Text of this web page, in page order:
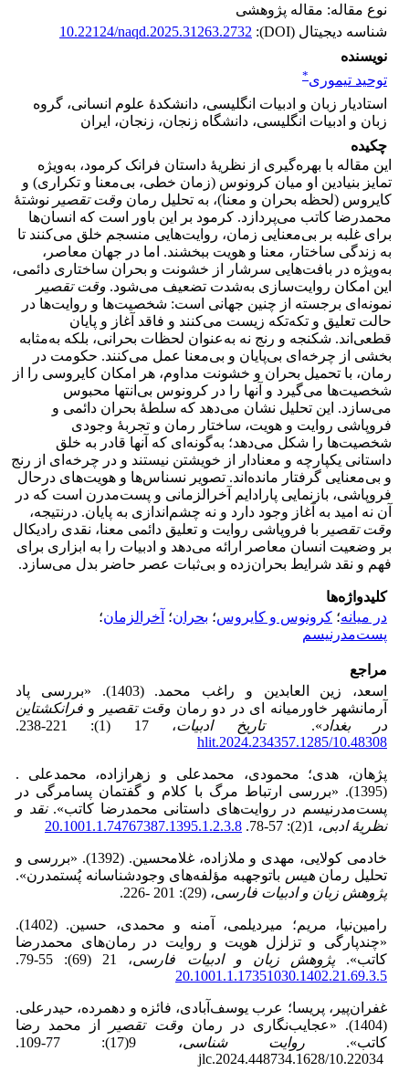
نوع مقاله: مقاله پژوهشی
شناسه دیجیتال (DOI):
10.22124/naqd.2025.31263.2732
نویسنده
توحید تیموری*
استادیار زبان و ادبیات انگلیسی، دانشکدۀ علوم انسانی، گروه
زبان و ادبیات انگلیسی، دانشگاه زنجان، زنجان، ایران
چکیده
این مقاله با بهره‌گیری از نظریۀ داستان فرانک کرمود، به‌ویژه
تمایز بنیادین او میان کرونوس (زمان خطی، بی‌معنا و تکراری) و
کایروس (لحظه بحران و معنا)، به تحلیل رمان وقت تقصیر نوشتۀ
محمدرضا کاتب می‌پردازد. کرمود بر این باور است که انسان‌ها
برای غلبه بر بی‌معنایی زمان، روایت‌هایی منسجم خلق می‌کنند تا
به زندگی ساختار، معنا و هویت ببخشند. اما در جهان معاصر،
به‌ویژه در بافت‌هایی سرشار از خشونت و بحران ساختاری دائمی،
این امکان روایت‌سازی به‌شدت تضعیف می‌شود. وقت تقصیر
نمونه‌ای برجسته از چنین جهانی است: شخصیت‌ها و روایت‌ها در
حالت تعلیق و تکه‌تکه زیست می‌کنند و فاقد آغاز و پایان
قطعی‌اند. شکنجه و رنج نه به‌عنوان لحظات بحرانی، بلکه به‌مثابه
بخشی از چرخه‌ای بی‌پایان و بی‌معنا عمل می‌کنند. حکومت در
رمان، با تحمیل بحران و خشونت مداوم، هر امکان کایروسی را از
شخصیت‌ها می‌گیرد و آنها را در کرونوس بی‌انتها محبوس
می‌سازد. این تحلیل نشان می‌دهد که سلطۀ بحران دائمی و
فروپاشی روایت و هویت، ساختار رمان و تجربۀ وجودی
شخصیت‌ها را شکل می‌دهد؛ به‌گونه‌ای که آنها قادر به خلق
داستانی یکپارچه و معنادار از خویشتن نیستند و در چرخه‌ای از رنج
و بی‌معنایی گرفتار مانده‌اند. تصویر نسناس‌ها و هویت‌های درحال
فروپاشی، بازنمایی پارادایم آخرالزمانی و پست‌مدرن است که در
آن نه امید به آغاز وجود دارد و نه چشم‌اندازی به پایان. درنتیجه،
وقت تقصیر با فروپاشی روایت و تعلیق دائمی معنا، نقدی رادیکال
بر وضعیت انسان معاصر ارائه می‌دهد و ادبیات را به ابزاری برای
فهم و نقد شرایط بحران‌زده و بی‌ثبات عصر حاضر بدل می‌سازد.
کلیدواژه‌ها
در میانه؛ کرونوس و کایروس؛ بحران؛ آخرالزمان؛
پست‌مدرنیسم
مراجع
اسعد، زین العابدین و راغب محمد. (1403). «بررسی پاد
آرمانشهر خاورمیانه ای در دو رمان وقت تقصیر و فرانکشتاین
در بغداد».تاریخ ادبیات، 17 (1): 221-238.
10.48308/hlit.2024.234357.1285
پژهان، هدی؛ محمودی، محمدعلی و زهرازاده، محمدعلی .
(1395). «بررسی ارتباط مرگ با کلام و گفتمان پسامرگی در
پست‌مدرنیسم در روایت‌های داستانی محمدرضا کاتب».نقد و
نظریۀ ادبی، 1(2): 57-78. 20.1001.1.74767387.1395.1.2.3.8
خادمی کولایی، مهدی و ملازاده، غلامحسین. (1392). «بررسی و
تحلیل رمانهیس باتوجه­به مؤلفه‌های وجودشناسانه پُست­مدرن».
پژوهش زبان و ادبیات فارسی، (29): 201 -226.
رامین‌نیا، مریم؛ میردیلمی، آمنه و محمدی، حسین. (1402).
«چندپارگی و تزلزل هویت و روایت ‌در رمان‌های محمدرضا
کاتب».پژوهش زبان و ادبیات فارسی، 21 (69): 55-79.
20.1001.1.17351030.1402.21.69.3.5
غفران‌پیر، پریسا؛ عرب یوسف‌آبادی، فائزه و دهمرده، حیدرعلی.
(1404). «عجایب‌نگاری در رمان
وقت تقصیر
از محمد رضا
کاتب».روایت شناسی
، 9(17): 77-109.